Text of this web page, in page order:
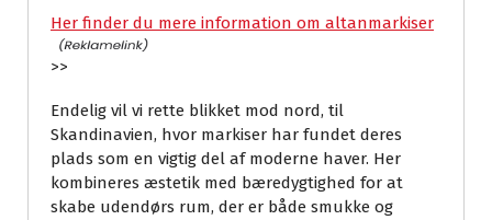
Her finder du mere information om altanmarkiser
>>
Endelig vil vi rette blikket mod nord, til
Skandinavien, hvor markiser har fundet deres
plads som en vigtig del af moderne haver. Her
kombineres æstetik med bæredygtighed for at
skabe udendørs rum, der er både smukke og